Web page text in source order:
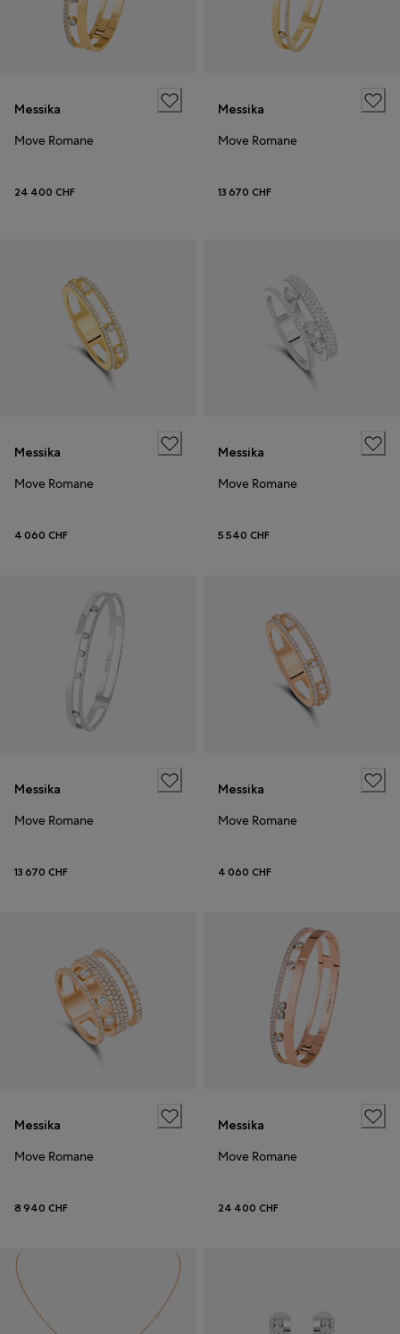
Messika
Move Romane
24 400 CHF
Messika
Move Romane
13 670 CHF
Messika
Move Romane
4 060 CHF
Messika
Move Romane
5 540 CHF
Messika
Move Romane
13 670 CHF
Messika
Move Romane
4 060 CHF
Messika
Move Romane
8 940 CHF
Messika
Move Romane
24 400 CHF